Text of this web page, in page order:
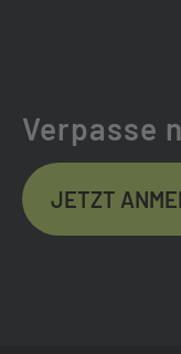
Verpasse
JETZT